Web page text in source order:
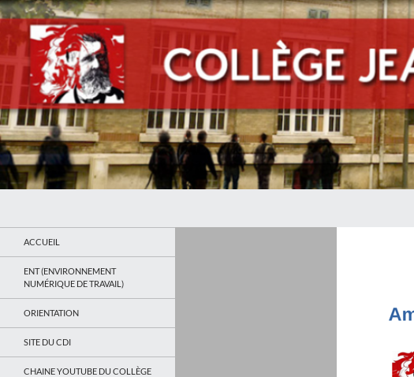
ACCUEIL
ENT (ENVIRONNEMENT
NUMÉRIQUE DE TRAVAIL)
ORIENTATION
SITE DU CDI
CHAINE YOUTUBE DU COLLÈGE